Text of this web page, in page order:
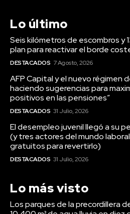
Lo último
Seis kilómetros de escombros y
plan para reactivar el borde
DESTACADOS 7 Agosto, 2026
AFP Capital y el nuevo régimen
haciendo sugerencias para
positivos en las pensiones”
DESTACADOS 31 Julio, 2026
El desempleo juvenil llegó a su
(y tres actores del mundo
gratuitos para revertirlo)
DESTACADOS 31 Julio, 2026
Lo más visto
Los parques de la precordillera